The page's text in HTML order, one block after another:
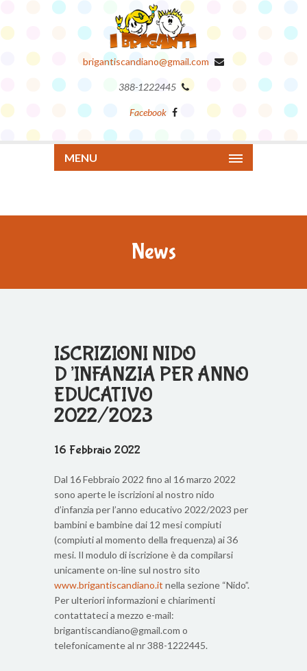
brigantiscandiano@gmail.com
388-1222445
Facebook
MENU
News
ISCRIZIONI NIDO
D’INFANZIA PER ANNO
EDUCATIVO
2022/2023
16 Febbraio 2022
Dal 16 Febbraio 2022 fino al 16 marzo 2022
sono aperte le iscrizioni al nostro nido
d’infanzia per l’anno educativo 2022/2023 per
bambini e bambine dai 12 mesi compiuti
(compiuti al momento della frequenza) ai 36
mesi. Il modulo di iscrizione è da compilarsi
unicamente on-line sul nostro sito
www.brigantiscandiano.it nella sezione “Nido”.
Per ulteriori informazioni e chiarimenti
contattateci a mezzo e-mail:
brigantiscandiano@gmail.com o
telefonicamente al nr 388-1222445.